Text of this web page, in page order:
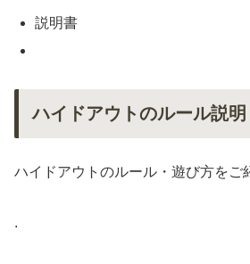
説明書
ハイドアウトのルール説明
ハイドアウトのルール・遊び方をご
.